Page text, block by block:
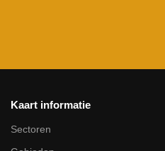
Kaart informatie
Sectoren